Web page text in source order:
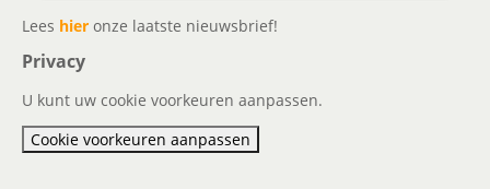
Lees hier onze laatste nieuwsbrief!
Privacy
U kunt uw cookie voorkeuren aanpassen.
Cookie voorkeuren aanpassen